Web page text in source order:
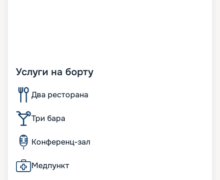
Услуги на борту
Два ресторана
Три бара
Конференц-зал
Медпункт